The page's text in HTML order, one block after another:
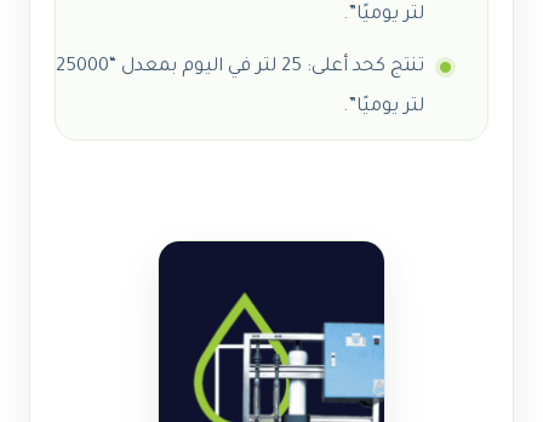
لتر يوميًا”.
تنتج كحد أعلى: 25 لتر في اليوم بمعدل “25000
لتر يوميًا”.